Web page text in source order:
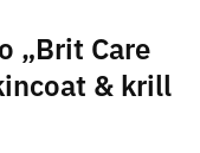
„Brit Care
& krill